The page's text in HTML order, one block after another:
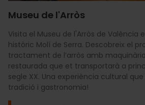
Museu de l'Arròs
Visita el Museu de l'Arròs de València
històric Molí de Serra. Descobreix el
tractament de l’arròs amb maquinària
restaurada que et transportarà a
segle XX. Una experiència cultural
tradició i gastronomia!